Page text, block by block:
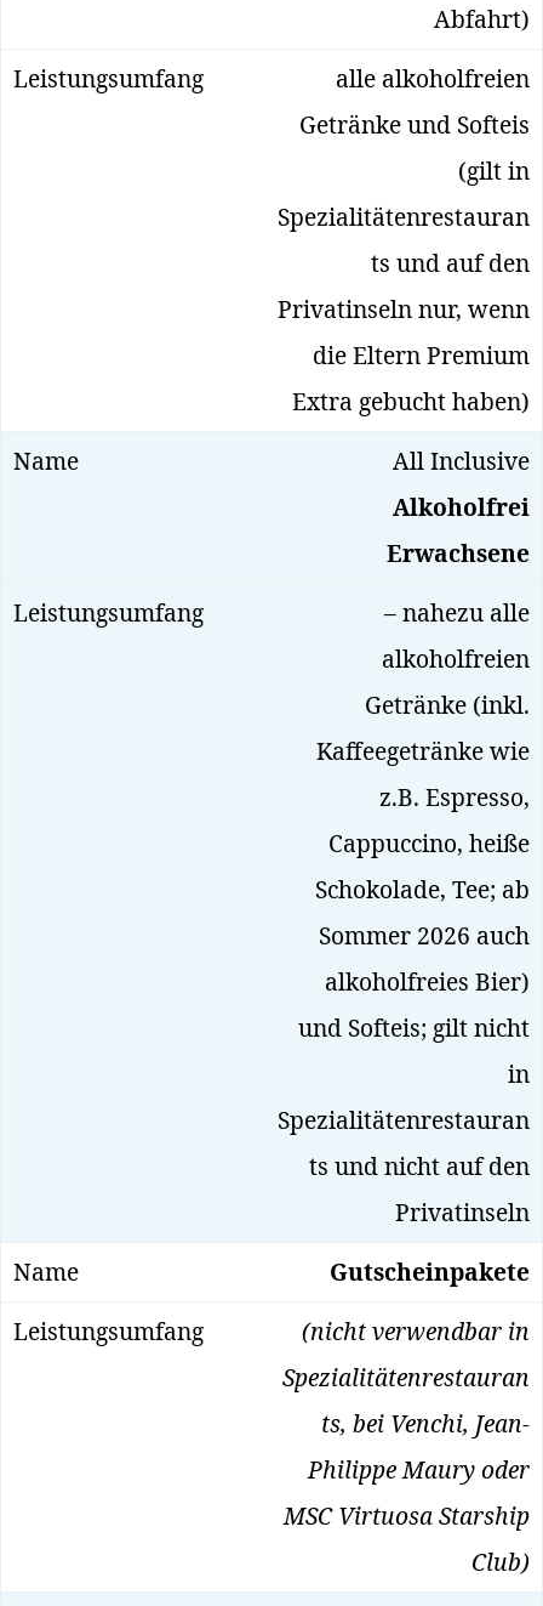
Abfahrt)
alle alkoholfreien
Getränke und Softeis
(gilt in
Spezialitätenrestauran
ts und auf den
Privatinseln nur, wenn
die Eltern Premium
Extra gebucht haben)
All Inclusive
Alkoholfrei
Erwachsene
– nahezu alle
alkoholfreien
Getränke (inkl.
Kaffeegetränke wie
z.B. Espresso,
Cappuccino, heiße
Schokolade, Tee; ab
Sommer 2026 auch
alkoholfreies Bier)
und Softeis; gilt nicht
in
Spezialitätenrestauran
ts und nicht auf den
Privatinseln
Gutscheinpakete
(nicht verwendbar in
Spezialitätenrestauran
ts, bei Venchi, Jean-
Philippe Maury oder
MSC Virtuosa Starship
Club)